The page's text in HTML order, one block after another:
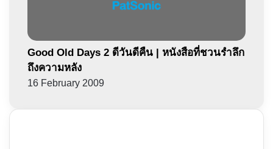
Good Old Days 2 ดีวันดีคืน | หนังสือที่ชวนรำลึก
ถึงความหลัง
16 February 2009